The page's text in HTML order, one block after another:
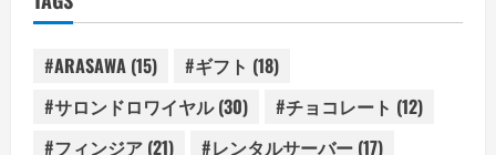
#ARASAWA (15) #ギフト (18)
#サロンドロワイヤル(30) #チョコレート (12)
#フィンジア (21) #レンタルサーバー (17)